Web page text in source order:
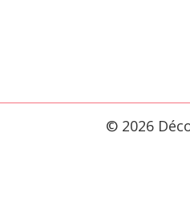
u
© 2026